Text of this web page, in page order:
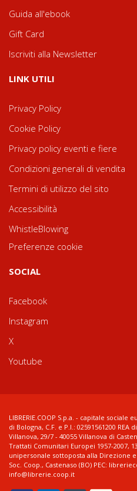
Guida all'ebook
Gift Card
Iscriviti alla Newsletter
LINK UTILI
Privacy Policy
Cookie Policy
Privacy policy eventi e fiere
Condizioni generali di vendita
Termini di utilizzo del sito
Accessibilità
WhistleBlowing
Preferenze cookie
SOCIAL
Facebook
Instagram
X
Youtube
LIBRERIE.COOP S.p.a. - capitale
di Bologna, C.F. e P.I.: 02591561200 REA
Villanova, 29/7 - 40055 Villanova di
Trattati Comunitari Europei 1957-2007,
unipersonale sottoposta alla Direzione
Soc. Coop., Castenaso (BO) PEC:
info@librerie.coop.it